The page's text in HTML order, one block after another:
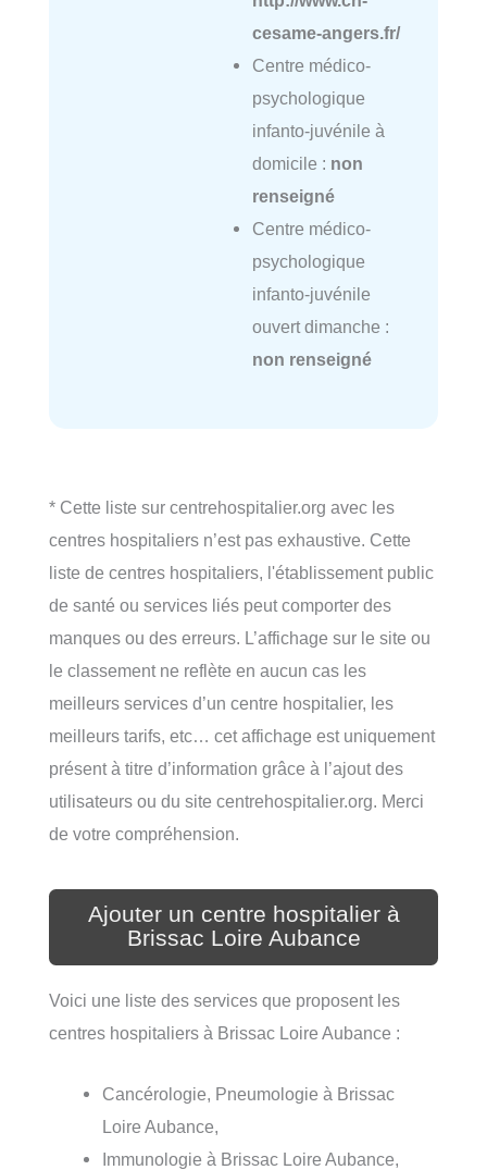
cesame-angers.fr/
Centre médico-
psychologique
infanto-juvénile à
domicile : non
renseigné
Centre médico-
psychologique
infanto-juvénile
ouvert dimanche :
non renseigné
* Cette liste sur centrehospitalier.org avec les
centres hospitaliers n’est pas exhaustive. Cette
liste de centres hospitaliers, l'établissement public
de santé ou services liés peut comporter des
manques ou des erreurs. L’affichage sur le site ou
le classement ne reflète en aucun cas les
meilleurs services d’un centre hospitalier, les
meilleurs tarifs, etc… cet affichage est uniquement
présent à titre d’information grâce à l’ajout des
utilisateurs ou du site centrehospitalier.org. Merci
de votre compréhension.
Ajouter un centre hospitalier à
Brissac Loire Aubance
Voici une liste des services que proposent les
centres hospitaliers à Brissac Loire Aubance :
Cancérologie, Pneumologie à Brissac
Loire Aubance,
Immunologie à Brissac Loire Aubance,